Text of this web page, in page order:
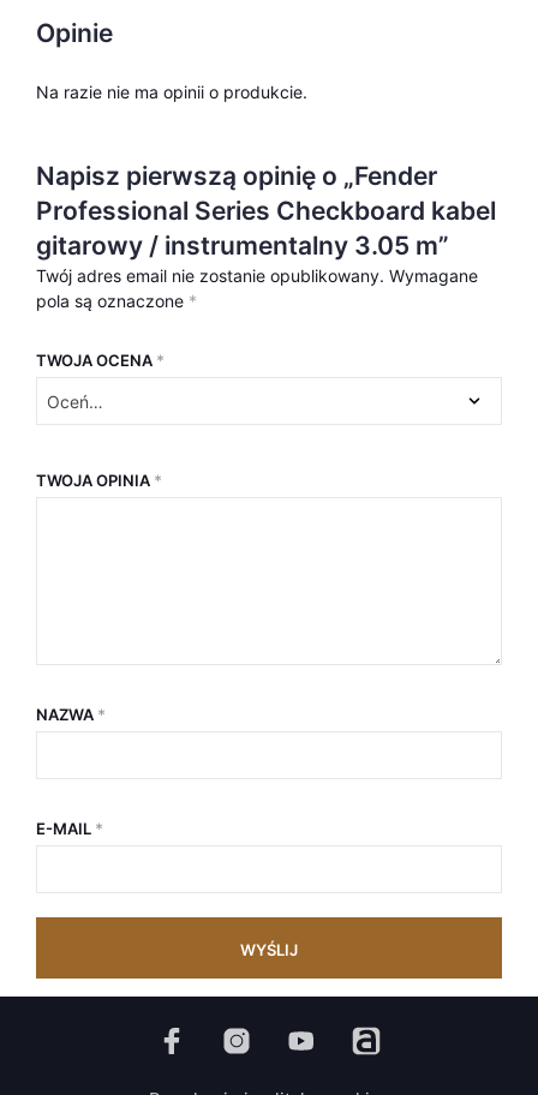
Opinie
Na razie nie ma opinii o produkcie.
Napisz pierwszą opinię o „Fender
Professional Series Checkboard kabel
gitarowy / instrumentalny 3.05 m”
Twój adres email nie zostanie opublikowany. Wymagane
pola są oznaczone *
TWOJA OCENA *
TWOJA OPINIA *
NAZWA *
E-MAIL *